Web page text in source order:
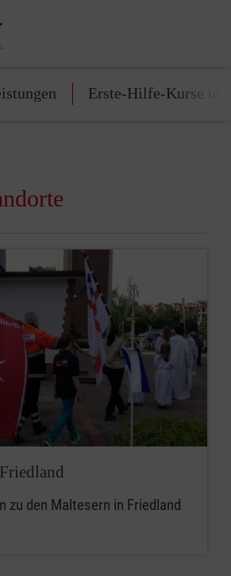
Erste-Hilfe-Kurse
zu den Maltesern in Friedland